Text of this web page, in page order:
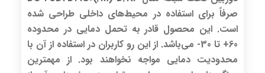
صرفاً برای استفاده در محیط‌های داخلی طراحی شده
است. این محصول قادر به تحمل دمایی در محدوده
60+ تا 30- می‌باشد. از این رو کاربران در استفاده از آن با
محدودیت دمایی مواجه نخواهند بود. از مهمترین